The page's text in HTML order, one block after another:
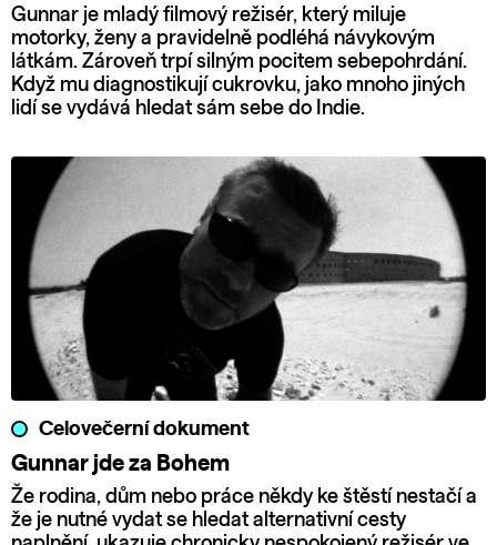
Gunnar je mladý filmový režisér, který miluje
motorky, ženy a pravidelně podléhá návykovým
látkám. Zároveň trpí silným pocitem sebepohrdání.
Když mu diagnostikují cukrovku, jako mnoho jiných
lidí se vydává hledat sám sebe do Indie.
Celovečerní dokument
Gunnar jde za Bohem
Že rodina, dům nebo práce někdy ke štěstí nestačí a
že je nutné vydat se hledat alternativní cesty